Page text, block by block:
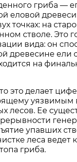
гриба —
еловой
точках: на
стволе. Это
вида: он
древесине ели
на
это делает
уязвимым
лесов. Ее
упавших
леса ведет
гриба.